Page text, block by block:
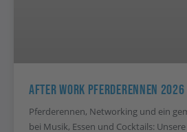
After Work Pferderennen 2026
Pferderennen, Networking und ein
bei Musik, Essen und Cocktails: